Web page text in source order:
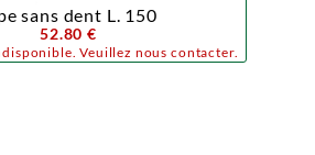
sans dent L. 150
52.80 €
Veuillez nous contacter.